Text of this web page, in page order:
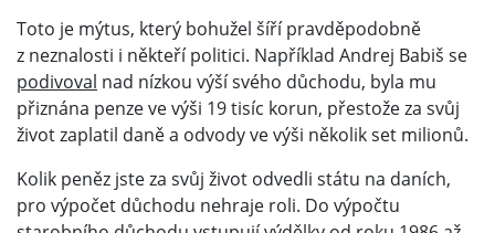
Toto je mýtus, který bohužel šíří pravděpodobně
z neznalosti i někteří politici. Například Andrej Babiš se
podivoval nad nízkou výší svého důchodu, byla mu
přiznána penze ve výši 19 tisíc korun, přestože za svůj
život zaplatil daně a odvody ve výši několik set milionů.
Kolik peněz jste za svůj život odvedli státu na daních,
pro výpočet důchodu nehraje roli. Do výpočtu